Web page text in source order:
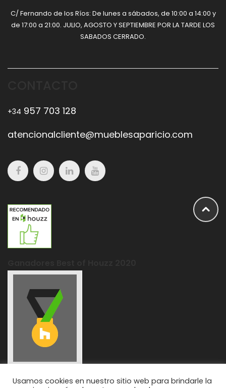
C/ Fernando de los Ríos: De lunes a sábados, de 10:00 a 14:00 y
de 17:00 a 21:00. JULIO, AGOSTO Y SEPTIEMBRE POR LA TARDE LOS
SABADOS CERRADO.
+34 957 703 128
atencionalcliente@mueblesaparicio.com
Usamos cookies en nuestro sitio web para brindarle la